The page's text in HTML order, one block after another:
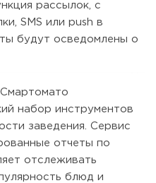
рассылок, с
SMS или push в
будут осведомлены о
Смартомато
набор инструментов
заведения. Сервис
отчеты по
отслеживать
блюд и